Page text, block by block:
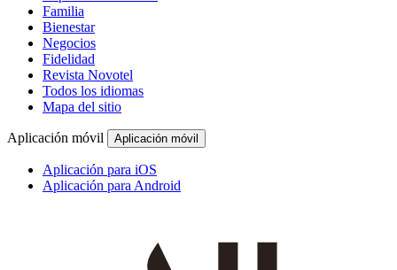
Familia
Bienestar
Negocios
Fidelidad
Revista Novotel
Todos los idiomas
Mapa del sitio
Aplicación móvil Aplicación móvil
Aplicación para iOS
Aplicación para Android